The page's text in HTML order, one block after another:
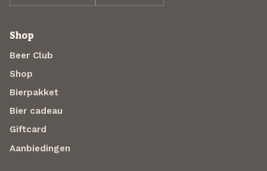
Shop
Beer Club
Shop
Bierpakket
Bier cadeau
Giftcard
Aanbiedingen